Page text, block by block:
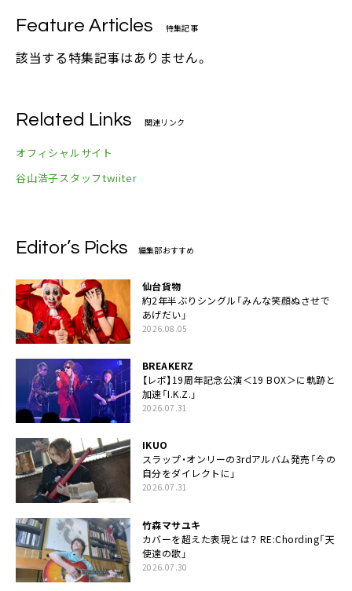
Feature Articles 特集記事
該当する特集記事はありません。
Related Links 関連リンク
オフィシャルサイト
谷山浩子スタッフtwiiter
Editor’s Picks 編集部おすすめ
仙台貨物
約2年半ぶりシングル「みんな笑顔ぬさせで
あげだい」
2026.08.05
BREAKERZ
【レポ】19周年記念公演＜19 BOX＞に軌跡と
加速「I.K.Z.」
2026.07.31
IKUO
スラップ・オンリーの3rdアルバム発売「今の
自分をダイレクトに」
2026.07.31
竹森マサユキ
カバーを超えた表現とは？ RE:Chording「天
使達の歌」
2026.07.30